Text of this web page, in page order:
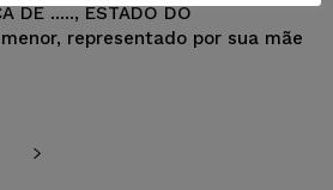
DE ....., ESTADO DO
representado por sua mãe